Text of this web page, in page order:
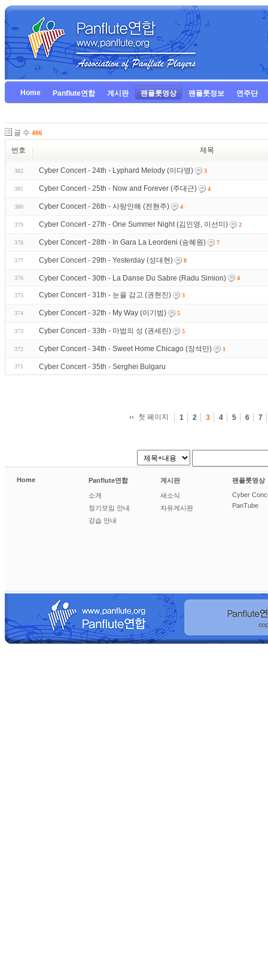
Home Panflute연합 게시판 팬플룻영상 팬플룻정보 연주단
글 수 406
번호 제목
382 Cyber Concert - 24th - Lyphard Melody (이다영) 3
381 Cyber Concert - 25th - Now and Forever (주대근) 4
380 Cyber Concert - 26th - 사랑안해 (전현주) 4
379 Cyber Concert - 27th - One Summer Night (김인영, 이선미) 2
378 Cyber Concert - 28th - In Gara La Leordeni (송혜원) 7
377 Cyber Concert - 29th - Yesterday (성대현) 8
376 Cyber Concert - 30th - La Danse Du Sabre (Radu Simion) 4
375 Cyber Concert - 31th - 눈을 감고 (권현진) 3
374 Cyber Concert - 32th - My Way (이기범) 5
373 Cyber Concert - 33th - 마법의 성 (권세린) 5
372 Cyber Concert - 34th - Sweet Home Chicago (장석만) 1
371 Cyber Concert - 35th - Serghei Bulgaru
첫 페이지 1 2 3 4 5 6 7
Home Panflute연합
소개
정기모임 안내
강습 안내
게시판
새소식
자유게시판
팬플룻영상
Cyber
PanTube